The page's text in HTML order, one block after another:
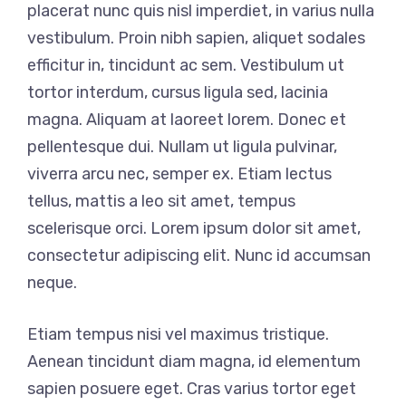
placerat nunc quis nisl imperdiet, in varius nulla
vestibulum. Proin nibh sapien, aliquet sodales
efficitur in, tincidunt ac sem. Vestibulum ut
tortor interdum, cursus ligula sed, lacinia
magna. Aliquam at laoreet lorem. Donec et
pellentesque dui. Nullam ut ligula pulvinar,
viverra arcu nec, semper ex. Etiam lectus
tellus, mattis a leo sit amet, tempus
scelerisque orci. Lorem ipsum dolor sit amet,
consectetur adipiscing elit. Nunc id accumsan
neque.
Etiam tempus nisi vel maximus tristique.
Aenean tincidunt diam magna, id elementum
sapien posuere eget. Cras varius tortor eget